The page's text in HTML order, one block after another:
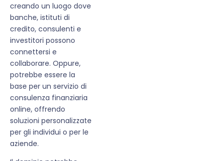
creando un luogo dove
banche, istituti di
credito, consulenti e
investitori possono
connettersi e
collaborare. Oppure,
potrebbe essere la
base per un servizio di
consulenza finanziaria
online, offrendo
soluzioni personalizzate
per gli individui o per le
aziende.